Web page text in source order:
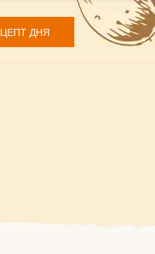
ДНЯ